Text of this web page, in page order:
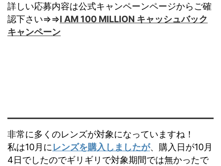
詳しい応募内容は公式キャンペーンページからご確
認下さい⇒⇒I AM 100 MILLION キャッシュバック
キャンペーン
非常に多くのレンズが対象になっていますね！
私は10月にレンズを購入しましたが、購入日が10月
4日でしたのでギリギリで対象期間では無かったで